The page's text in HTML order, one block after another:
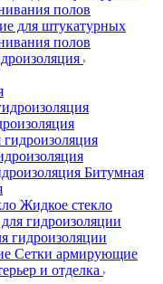
для штукатурных
полов
Битумная
Жидкое стекло
гидроизоляции
Сетки армирующие
и отделка